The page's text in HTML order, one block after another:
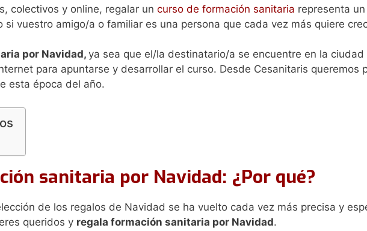
colectivos y online, regalar un curso de formación sanitaria representa
si vuestro amigo/a o familiar es una persona que cada vez más quiere
por Navidad, ya sea que el/la destinatario/a se encuentre en la
para apuntarse y desarrollar el curso. Desde Cesanitaris
esta época del año.
sanitaria por Navidad: ¿Por qué?
de los regalos de Navidad se ha vuelto cada vez más precisa y
queridos y regala formación sanitaria por Navidad.